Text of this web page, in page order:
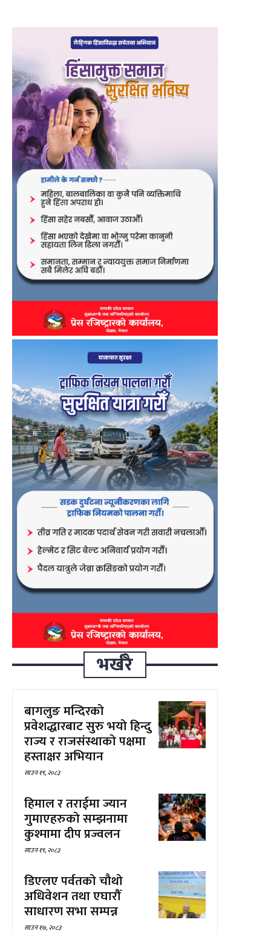
भर्खरै
बागलुङ मन्दिरको
प्रवेशद्धारबाट सुरु भयो हिन्दु
राज्य र राजसंस्थाको पक्षमा
हस्ताक्षर अभियान
साउन १९, २०८३
हिमाल र तराईमा ज्यान
गुमाएहरुको सम्झनामा
कुश्मामा दीप प्रज्वलन
साउन १९, २०८३
डिएलए पर्वतको चौथो
अधिवेशन तथा एघारौँ
साधारण सभा सम्पन्न
साउन १७, २०८३